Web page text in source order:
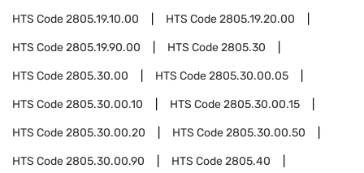
HTS Code2805.19.10.00 HTS Code2805.19.20.00
HTS Code2805.19.90.00 HTS Code2805.30
HTS Code2805.30.00 HTS Code2805.30.00.05
HTS Code2805.30.00.10 HTS Code2805.30.00.15
HTS Code2805.30.00.20 HTS Code2805.30.00.50
HTS Code2805.30.00.90 HTS Code2805.40